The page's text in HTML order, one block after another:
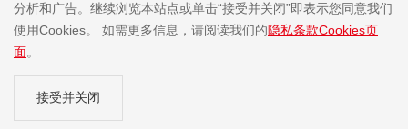
咨询热线 ： +86 (755) 8671 5143
分析和广告。继续浏览本站点或单击“接受并关闭”即表示您同意我们
使用Cookies。 如需更多信息，请阅读我们的隐私条款Cookies页
面。
接受并关闭